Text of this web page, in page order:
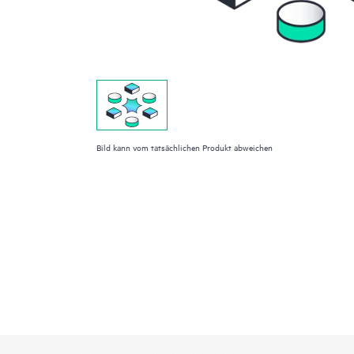
Bild kann vom tatsächlichen Produkt abweichen